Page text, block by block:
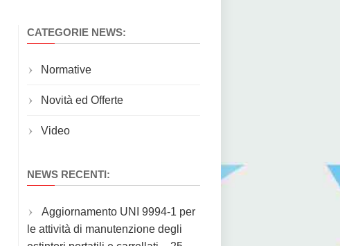
CATEGORIE NEWS:
Normative
Novità ed Offerte
Video
NEWS RECENTI:
Aggiornamento UNI 9994-1 per
le attività di manutenzione degli